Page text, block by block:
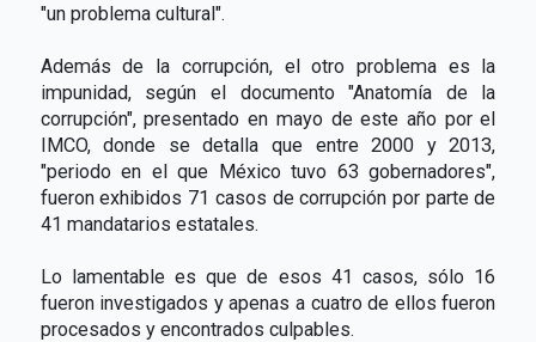
"un problema cultural".
Además de la corrupción, el otro problema es la
impunidad, según el documento "Anatomía de la
corrupción", presentado en mayo de este año por el
IMCO, donde se detalla que entre 2000 y 2013,
"periodo en el que México tuvo 63 gobernadores",
fueron exhibidos 71 casos de corrupción por parte de
41 mandatarios estatales.
Lo lamentable es que de esos 41 casos, sólo 16
fueron investigados y apenas a cuatro de ellos fueron
procesados y encontrados culpables.